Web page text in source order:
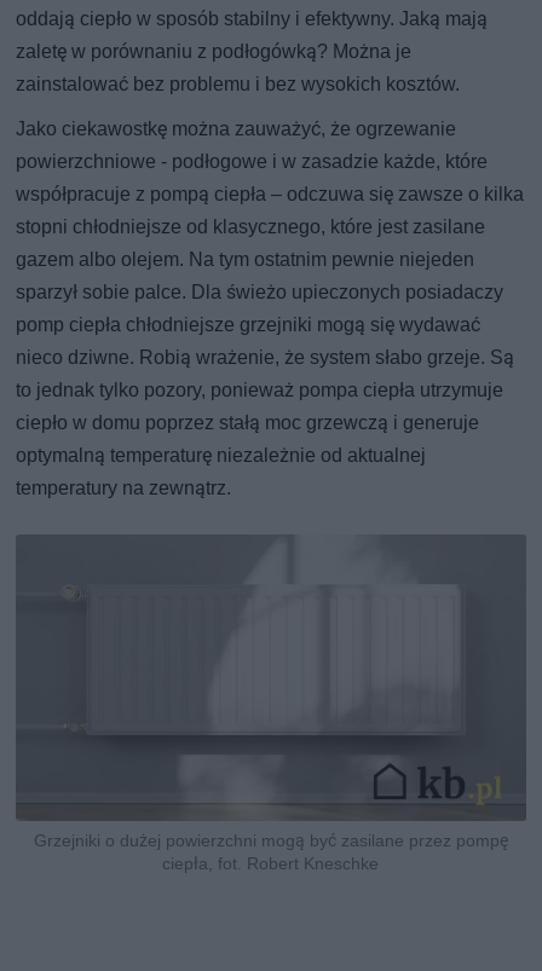
oddają ciepło w sposób stabilny i efektywny. Jaką mają
zaletę w porównaniu z podłogówką? Można je
zainstalować bez problemu i bez wysokich kosztów.
Jako ciekawostkę można zauważyć, że ogrzewanie
powierzchniowe - podłogowe i w zasadzie każde, które
współpracuje z pompą ciepła – odczuwa się zawsze o kilka
stopni chłodniejsze od klasycznego, które jest zasilane
gazem albo olejem. Na tym ostatnim pewnie niejeden
sparzył sobie palce. Dla świeżo upieczonych posiadaczy
pomp ciepła chłodniejsze grzejniki mogą się wydawać
nieco dziwne. Robią wrażenie, że system słabo grzeje. Są
to jednak tylko pozory, ponieważ pompa ciepła utrzymuje
ciepło w domu poprzez stałą moc grzewczą i generuje
optymalną temperaturę niezależnie od aktualnej
temperatury na zewnątrz.
Grzejniki o dużej powierzchni mogą być zasilane przez pompę
ciepła, fot. Robert Kneschke